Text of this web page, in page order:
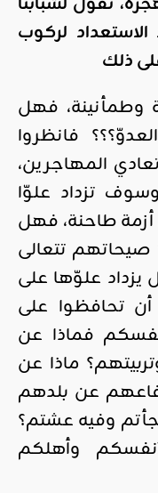
لركوب
ذلك
وطمأنينة، فهل
فانظروا
المهاجرين،
تزداد علوّا
أزمة طاحنة، فهل
تتعالى
علوّها على
تحافظوا على
فماذا عن
ماذا عن
عن بلدهم
وفيه عشتم؟
وأهلكم